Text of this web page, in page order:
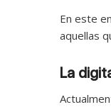
En este
aquellas
La